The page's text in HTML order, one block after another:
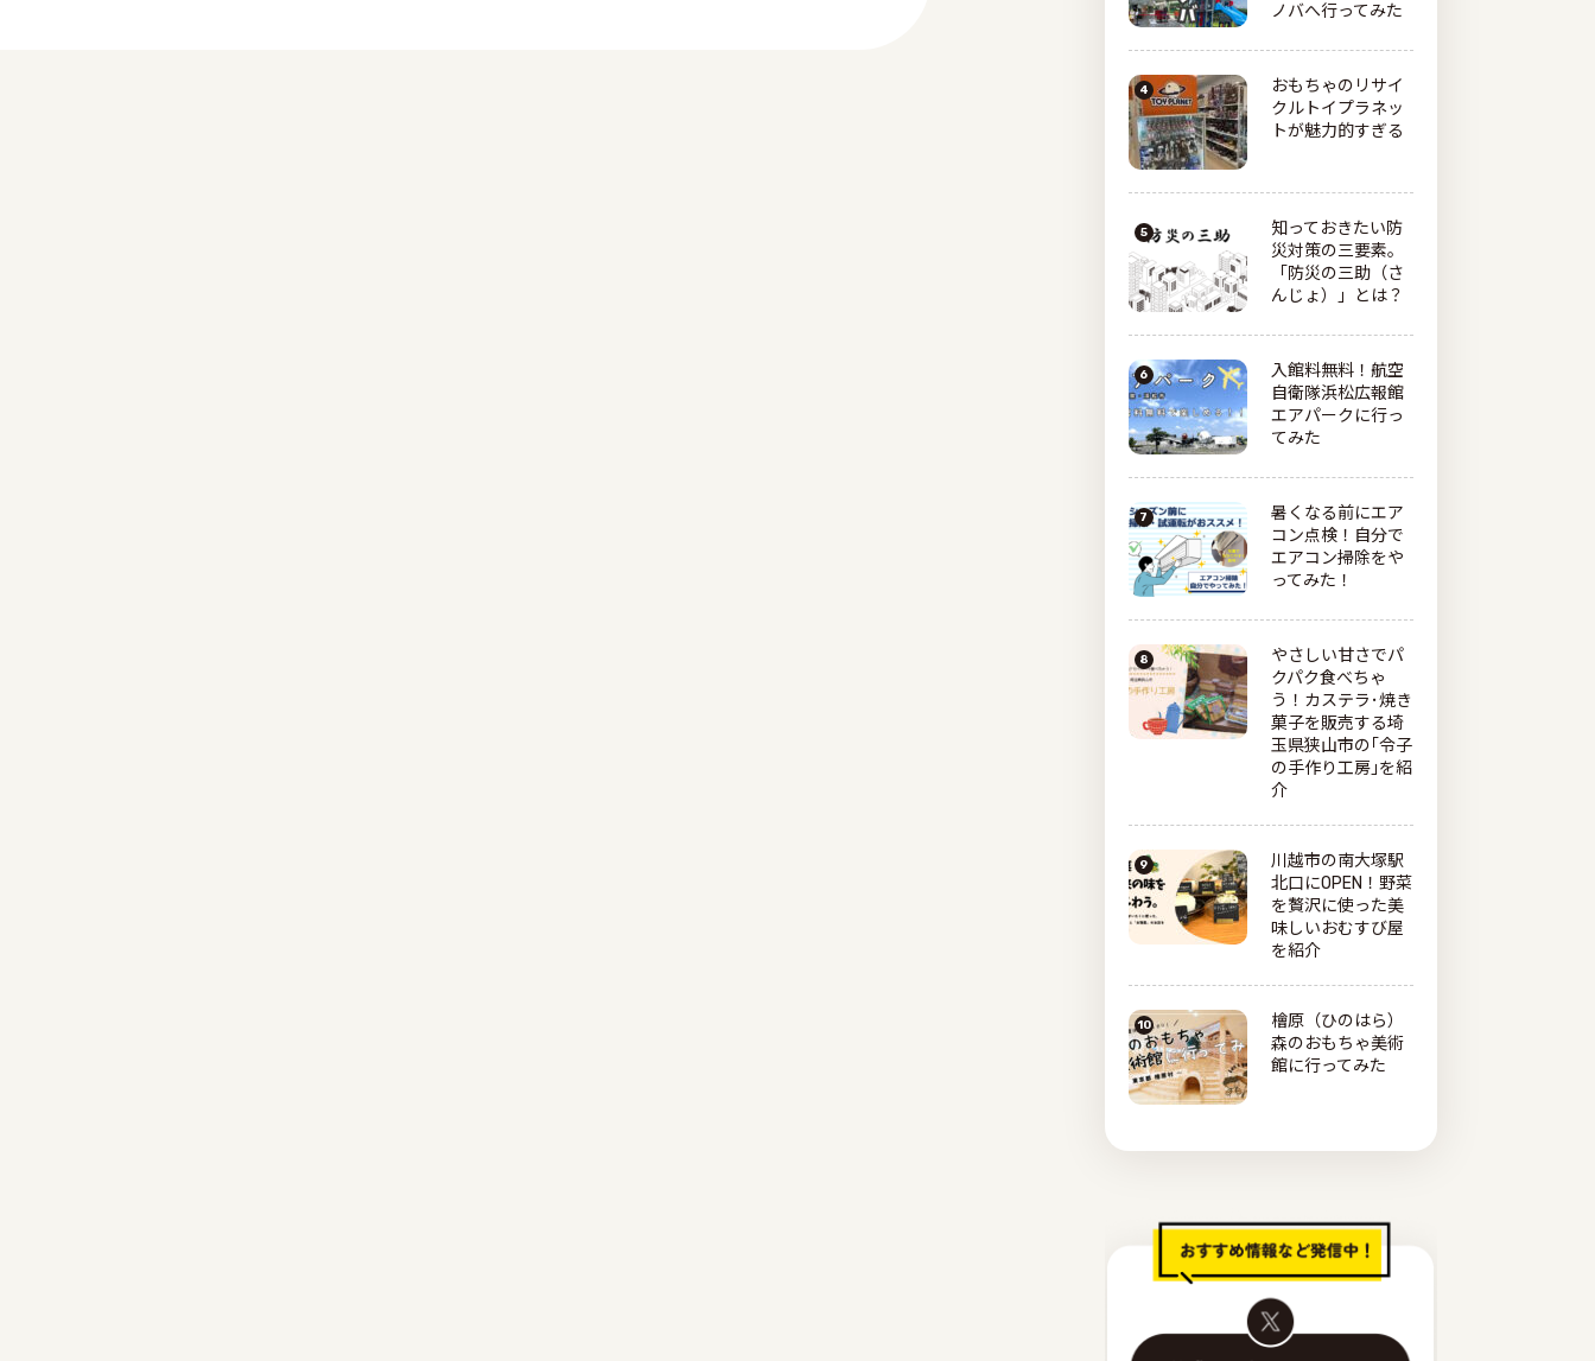
ノバへ行ってみた
おもちゃのリサイ
クルトイプラネッ
トが魅力的すぎる
知っておきたい防
災対策の三要素。
「防災の三助（さ
んじょ）」とは？
入館料無料！航空
自衛隊浜松広報館
エアパークに行っ
てみた
暑くなる前にエア
コン点検！自分で
エアコン掃除をや
ってみた！
やさしい甘さでパ
クパク食べちゃ
う！カステラ･焼き
菓子を販売する埼
玉県狭山市の｢令子
の手作り工房｣を紹
介
川越市の南大塚駅
北口にOPEN！野菜
を贅沢に使った美
味しいおむすび屋
を紹介
檜原（ひのはら）
森のおもちゃ美術
館に行ってみた